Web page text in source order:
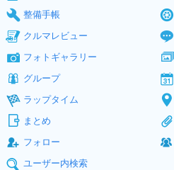
整備手帳
クルマレビュー
フォトギャラリー
グループ
ラップタイム
まとめ
フォロー
ユーザー内検索